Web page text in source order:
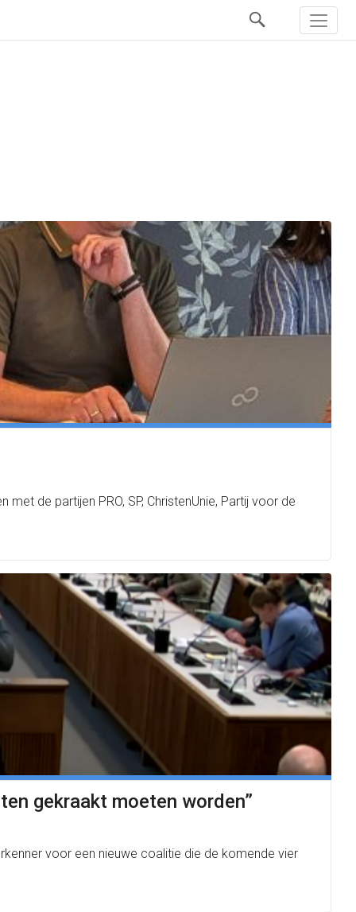
de partijen PRO, SP, ChristenUnie, Partij voor de
gekraakt moeten worden”
voor een nieuwe coalitie die de komende vier